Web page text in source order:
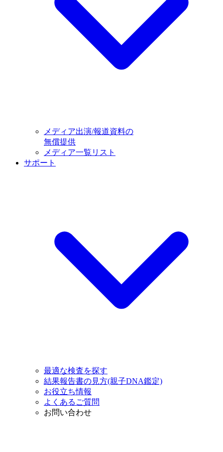
メディア出演/報道資料の
無償提供
メディア一覧リスト
サポート
最適な検査を探す
結果報告書の見方(親子DNA鑑定)
お役立ち情報
よくあるご質問
お問い合わせ